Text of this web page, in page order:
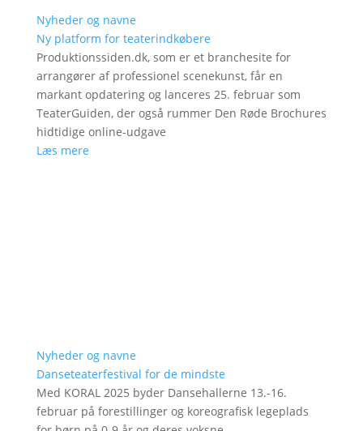
Nyheder og navne
Ny platform for teaterindkøbere
Produktionssiden.dk, som er et branchesite for
arrangører af professionel scenekunst, får en
markant opdatering og lanceres 25. februar som
TeaterGuiden, der også rummer Den Røde Brochures
hidtidige online-udgave
Læs mere
Nyheder og navne
Danseteaterfestival for de mindste
Med KORAL 2025 byder Dansehallerne 13.-16.
februar på forestillinger og koreografisk legeplads